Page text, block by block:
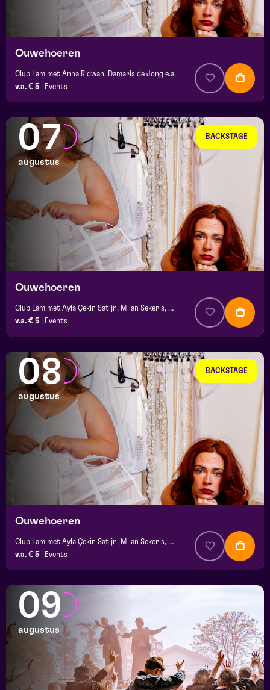
Ouwehoeren
Club Lam met Anna Ridwan, Damaris de Jong e.a.
v.a. € 5
Events
BACKSTAGE
07
augustus
Ouwehoeren
Club Lam met Ayla Çekin Satijn, Milan Sekeris, e.a.
v.a. € 5
Events
BACKSTAGE
08
augustus
Ouwehoeren
Club Lam met Ayla Çekin Satijn, Milan Sekeris, Dic van Duin, Jean-Baptiste Rey e.a.
v.a. € 5
Events
09
augustus